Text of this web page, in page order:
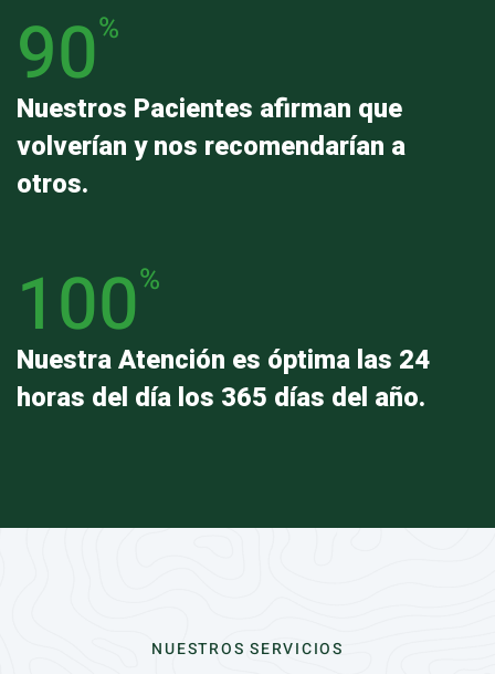
90%
Nuestros Pacientes afirman que
volverían y nos recomendarían a
otros.
100%
Nuestra Atención es óptima las 24
horas del día los 365 días del año.
NUESTROS SERVICIOS